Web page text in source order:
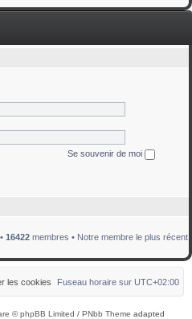
Se souvenir de moi
16422 membres • Notre membre le plus récent
Fuseau horaire sur UTC+02:00
les cookies
© phpBB Limited / PNbb Theme adapted